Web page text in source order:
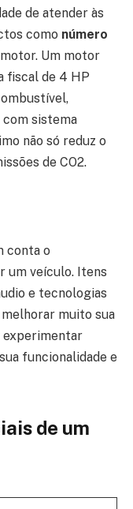
de atender às
como número
Um motor
fiscal de 4 HP
sistema
não só reduz o
de CO2.
conta o
um veículo. Itens
e tecnologias
muito sua
experimentar
funcionalidade e
de um